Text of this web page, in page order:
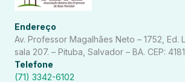
Endereço
Av. Professor Magalhães Neto – 1752, Ed.
sala 207. – Pituba, Salvador – BA. CEP:
Telefone
(71) 3342-6102